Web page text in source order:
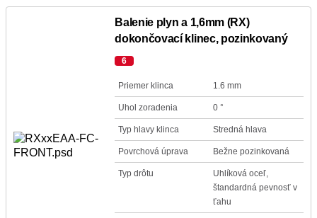
Balenie plyn a 1,6mm (RX)
dokončovací klinec, pozinkovaný
6
Priemer klinca 1.6 mm
Uhol zoradenia 0 °
Typ hlavy klinca Stredná hlava
Povrchová úprava Bežne pozinkovaná
Typ drôtu
Uhlíková oceľ,
štandardná pevnosť v
ťahu